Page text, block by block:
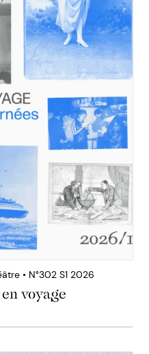
• N°302 S1 2026
voyage